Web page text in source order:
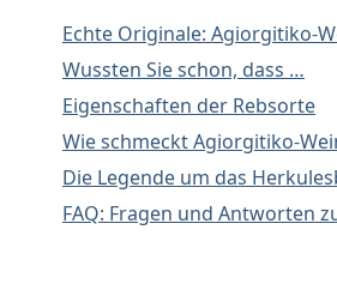
Echte Originale: Agiorgitiko-
Wussten Sie schon, dass …
Eigenschaften der Rebsorte
Wie schmeckt Agiorgitiko-
Die Legende um das
FAQ: Fragen und Antworten